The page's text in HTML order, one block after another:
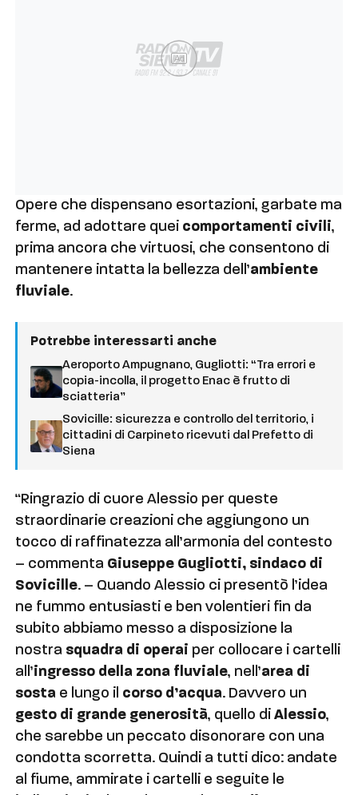
Ad
Opere che dispensano esortazioni, garbate ma
ferme, ad adottare quei comportamenti civili,
prima ancora che virtuosi, che consentono di
mantenere intatta la bellezza dell’ambiente
fluviale.
Potrebbe interessarti anche
Aeroporto Ampugnano, Gugliotti: “Tra errori e
copia-incolla, il progetto Enac è frutto di
sciatteria”
Sovicille: sicurezza e controllo del territorio, i
cittadini di Carpineto ricevuti dal Prefetto di
Siena
“Ringrazio di cuore Alessio per queste
straordinarie creazioni che aggiungono un
tocco di raffinatezza all’armonia del contesto
– commenta Giuseppe Gugliotti, sindaco di
Sovicille. – Quando Alessio ci presentò l’idea
ne fummo entusiasti e ben volentieri fin da
subito abbiamo messo a disposizione la
nostra squadra di operai per collocare i cartelli
all’ingresso della zona fluviale, nell’area di
sosta e lungo il corso d’acqua. Davvero un
gesto di grande generosità, quello diAlessio,
che sarebbe un peccato disonorare con una
condotta scorretta. Quindi a tutti dico: andate
al fiume, ammirate i cartelli e seguite le